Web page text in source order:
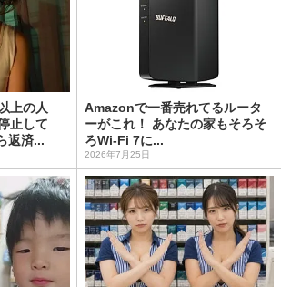
上の人
止して
返済...
Amazonで一番売れてるルータ
ーがこれ！ あなたの家もそろそ
ろWi-Fi 7に...
2026年7月25日